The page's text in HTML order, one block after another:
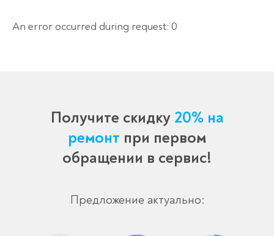
An error occurred during request: 0
Получите скидку 20% на
ремонт при первом
обращении в сервис!
Предложение актуально: